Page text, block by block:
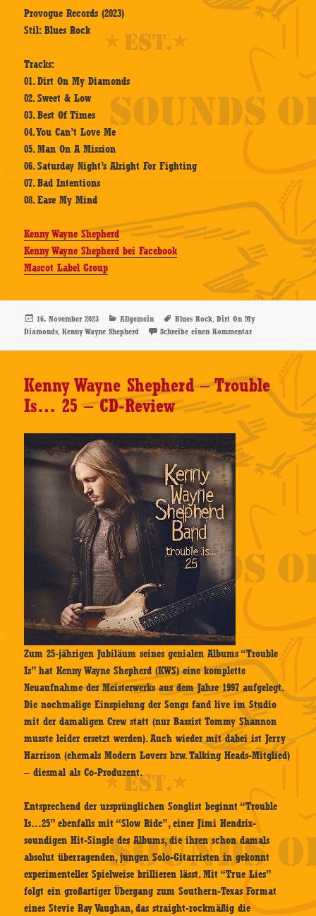
Provogue Records (2023)
Stil: Blues Rock
Tracks:
01. Dirt On My Diamonds
02. Sweet & Low
03. Best Of Times
04. You Can’t Love Me
05. Man On A Mission
06. Saturday Night’s Alright For Fighting
07. Bad Intentions
08. Ease My Mind
Kenny Wayne Shepherd
Kenny Wayne Shepherd bei Facebook
Mascot Label Group
Veröffentlicht
am
16. November 2023 Kategorien
Allgemein Schlagwörter
Blues Rock,Dirt On My
Diamonds,Kenny Wayne Shepherd Schreibe einen Kommentarzu Kenny Wayne
Kenny Wayne Shepherd – Trouble
Is… 25 – CD-Review
Zum 25-jährigen Jubiläum seines genialen Albums “Trouble
Is” hat Kenny Wayne Shepherd (KWS) eine komplette
Neuaufnahme des Meisterwerks aus dem Jahre 1997 aufgelegt.
Die nochmalige Einspielung der Songs fand live im Studio
mit der damaligen Crew statt (nur Bassist Tommy Shannon
musste leider ersetzt werden). Auch wieder mit dabei ist Jerry
Harrison (ehemals Modern Lovers bzw. Talking Heads-Mitglied)
– diesmal als Co-Produzent.
Entsprechend der ursprünglichen Songlist beginnt “Trouble
Is…25” ebenfalls mit “Slow Ride”, einer Jimi Hendrix-
soundigen Hit-Single des Albums, die ihren schon damals
absolut überragenden, jungen Solo-Gitarristen in gekonnt
experimenteller Spielweise brillieren lässt. Mit “True Lies”
folgt ein großartiger Übergang zum Southern-Texas Format
eines Stevie Ray Vaughan, das straight-rockmäßig die